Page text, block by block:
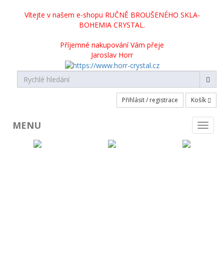
Vítejte v našem e-shopu RUČNĚ BROUŠENÉHO SKLA-
BOHEMIA CRYSTAL.
Příjemné nakupování Vám přeje
Jaroslav Horr
Přihlásit / registrace Košík
MENU